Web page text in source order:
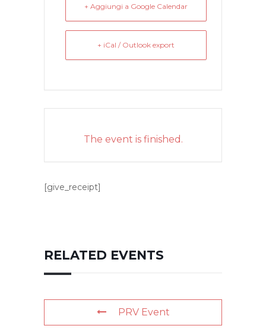
+ Aggiungi a Google Calendar
+ iCal / Outlook export
The event is finished.
[give_receipt]
RELATED EVENTS
PRV Event